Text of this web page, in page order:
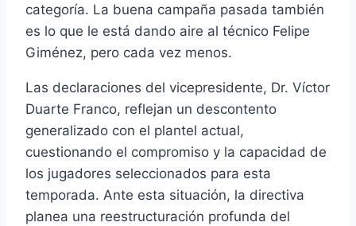
categoría. La buena campaña pasada también
es lo que le está dando aire al técnico Felipe
Giménez, pero cada vez menos.
Las declaraciones del vicepresidente, Dr. Víctor
Duarte Franco, reflejan un descontento
generalizado con el plantel actual,
cuestionando el compromiso y la capacidad de
los jugadores seleccionados para esta
temporada. Ante esta situación, la directiva
planea una reestructuración profunda del